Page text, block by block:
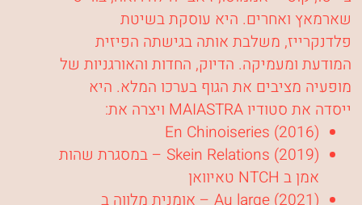
שארמאץ ואחרים. היא עוסקת בשיטת
פלדנקרייז, משלבת אותה בגישתה הפיזית
המודעת ומעמיקה. הדיוק, החדות והאורגניות של
מופעיה מציבים את הגוף בערכו המלא. היא
ייסדה את סטודיו MAIASTRA ויצרה את:
En Chinoiseries (2016)
Skein Relations (2019) – במסגרת שהות
אמן ב NTCH טאיוואן